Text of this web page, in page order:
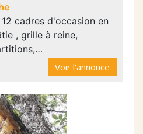
cadres d'occasion en
, grille à reine,
Voir l'annonce